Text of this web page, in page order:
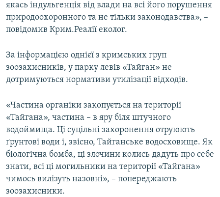
якась індульгенція від влади на всі його порушення
природоохоронного та не тільки законодавства», –
повідомив Крим.Реалії еколог.
За інформацією однієї з кримських груп
зоозахисників, у парку левів «Тайган» не
дотримуються нормативи утилізації відходів.
«Частина органіки закопується на території
«Тайгана», частина – в яру біля штучного
водоймища. Ці суцільні захоронення отруюють
ґрунтові води і, звісно, Тайганське водосховище. Як
біологічна бомба, ці злочини колись дадуть про себе
знати, всі ці могильники на території «Тайгана»
чимось вилізуть назовні», – попереджають
зоозахисники.